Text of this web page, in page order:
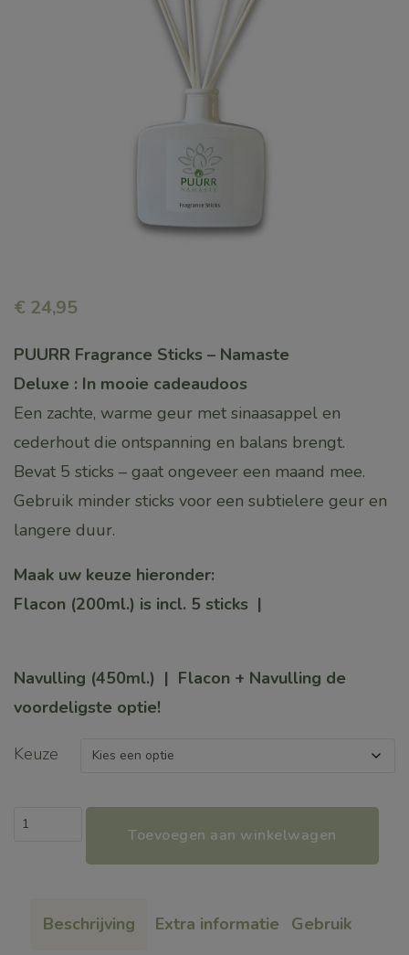
€ 24,95
PUURR Fragrance Sticks – Namaste
Deluxe : In mooie cadeaudoos
Een zachte, warme geur met sinaasappel en
cederhout die ontspanning en balans brengt.
Bevat 5 sticks – gaat ongeveer een maand mee.
Gebruik minder sticks voor een subtielere geur en
langere duur.
Maak uw keuze hieronder:
Flacon (200ml.) is incl. 5 sticks |
Navulling (450ml.) | Flacon + Navulling de
voordeligste optie!
Keuze
Fragance
Toevoegen aan winkelwagen
Beschrijving Extra informatie Gebruik